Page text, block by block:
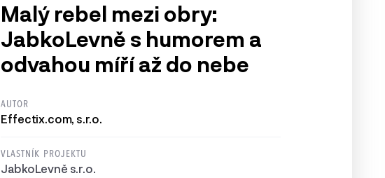
Malý rebel mezi obry:
JabkoLevně s humorem a
odvahou míří až do nebe
AUTOR
Effectix.com, s.r.o.
VLASTNÍK PROJEKTU
JabkoLevně s.r.o.